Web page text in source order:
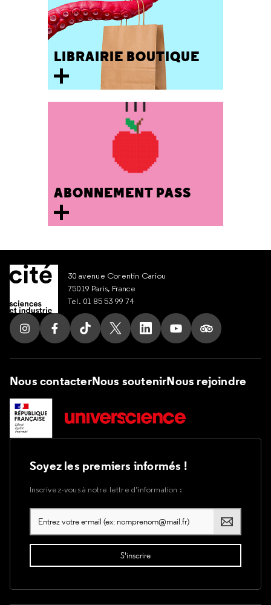
LIBRAIRIE BOUTIQUE
ABONNEMENT PASS
30 avenue Corentin Cariou
75019 Paris, France
Tel. 01 85 53 99 74
Suivez nous sur Instagram
Suivez nous sur Facebook
Suivez nous sur Tik Tok
Suivez nous sur X
Suivez nous sur LinkedIn
Suivez nous sur
Suivez nous
Nous contacterNous soutenirNous rejoindre
Soyez les premiers informés !
Inscrivez-vous à notre lettre d’information :